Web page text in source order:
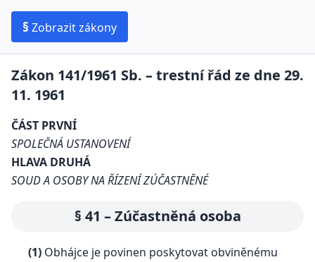
§ Zobrazit zákony
Zákon 141/1961 Sb. – trestní řád ze dne 29.
11. 1961
ČÁST PRVNÍ
SPOLEČNÁ USTANOVENÍ
HLAVA DRUHÁ
SOUD A OSOBY NA ŘÍZENÍ ZÚČASTNĚNÉ
§ 41 – Zúčastněná osoba
(1) Obhájce je povinen poskytovat obviněnému